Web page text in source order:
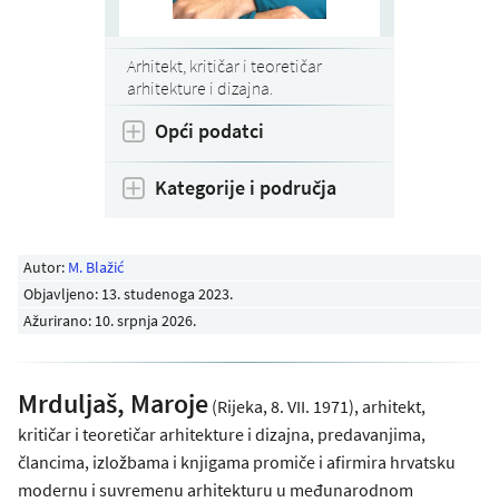
Autor: M. Blažić
Objavljeno: 13. studenoga 2023.
Ažurirano: 10. srpnja 2026.
Mrduljaš, Maroje (Rijeka, 8. VII. 1971), arhitekt,
kritičar i teoretičar arhitekture i dizajna, predavanjima,
člancima, izložbama i knjigama promiče i afirmira hrvatsku
modernu i suvremenu arhitekturu u međunarodnom
Arhitekt, kritičar i teoretičar
arhitekture i dizajna.
Opći podatci
Kategorije i područja